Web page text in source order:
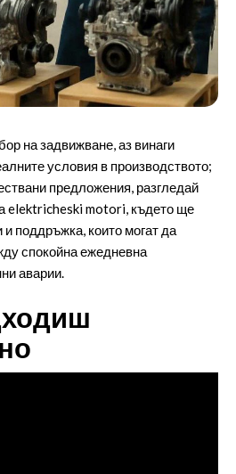
на задвижване, аз винаги
условия в производството;
предложения, разгледай
elektricheski motori , където ще
поддръжка, които могат да
спокойна ежедневна
аварии.